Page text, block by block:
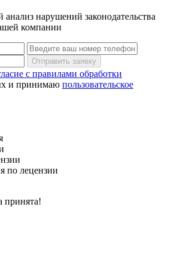
нарушений законодательства
компании
Отправить заявку
с правилами обработки
и принимаю пользовательское
по лецензии
принята!